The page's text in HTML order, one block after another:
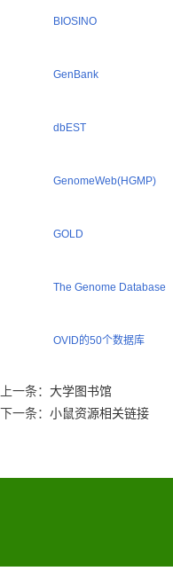
BIOSINO
GenBank
dbEST
GenomeWeb(HGMP)
GOLD
The Genome Database
OVID的50个数据库
上一条： 大学图书馆
下一条： 小鼠资源相关链接